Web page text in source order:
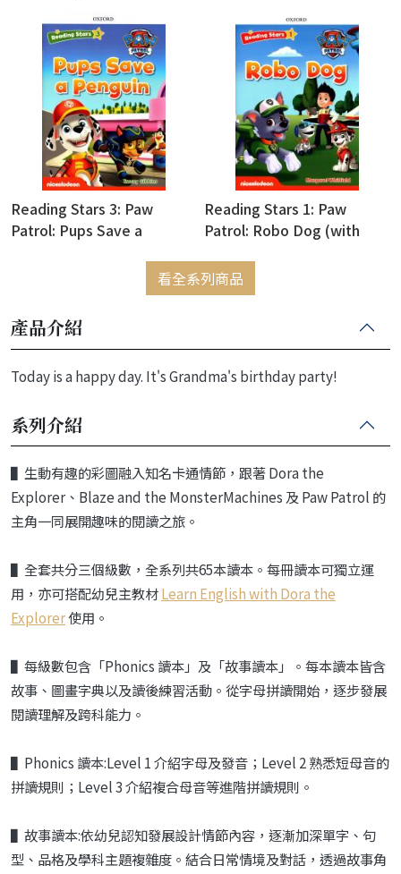
Resource Download)
Resource Download)
Reading Stars 3: Paw
Patrol: Pups Save a
for Resource Download)
Reading Stars 1: Paw
Patrol: Robo Dog (with
Download)
看全系列商品
產品介紹
Today is a happy day. It's Grandma's birthday party!
系列介紹
▌ 生動有趣的彩圖融入知名卡通情節，跟著Dora the
Explorer、 Blaze and the MonsterMachines及 Paw Patrol 的
主角一同展開趣味的閱讀之旅。
▌全套共分三個級數，全系列共65本讀本。每冊讀本可獨立運
用，亦可搭配幼兒主教材Learn English with Dora the
Explorer使用。
▌每級數包含「Phonics 讀本」及「故事讀本」。每本讀本皆含
故事、圖畫字典以及讀後練習活動。從字母拼讀開始，逐步發展
閱讀理解及跨科能力。
▌Phonics 讀本:Level 1 介紹字母及發音；Level 2 熟悉短母音的
拼讀規則；Level 3 介紹複合母音等進階拼讀規則。
▌故事讀本:依幼兒認知發展設計情節內容，逐漸加深單字、句
型、品格及學科主題複雜度。結合日常情境及對話，透過故事角